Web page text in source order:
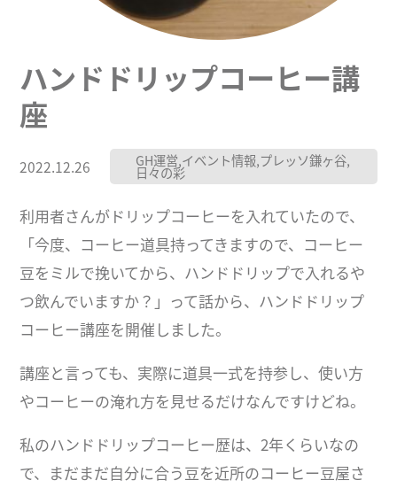
ハンドドリップコーヒー講
座
2022.12.26 GH運営,イベント情報,プレッソ鎌ヶ谷,
日々の彩
利用者さんがドリップコーヒーを入れていたので、
「今度、コーヒー道具持ってきますので、コーヒー
豆をミルで挽いてから、ハンドドリップで入れるや
つ飲んでいますか？」って話から、ハンドドリップ
コーヒー講座を開催しました。
講座と言っても、実際に道具一式を持参し、使い方
やコーヒーの淹れ方を見せるだけなんですけどね。
私のハンドドリップコーヒー歴は、2年くらいなの
で、まだまだ自分に合う豆を近所のコーヒー豆屋さ